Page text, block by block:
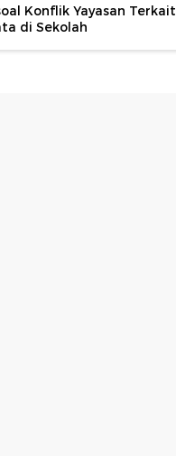
Konflik Yayasan Terkait
di Sekolah